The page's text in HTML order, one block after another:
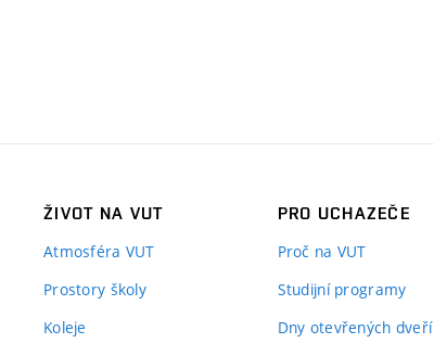
ŽIVOT NA VUT
Atmosféra VUT
Prostory školy
Koleje
PRO UCHAZEČE
Proč na VUT
Studijní programy
Dny otevřených dveří